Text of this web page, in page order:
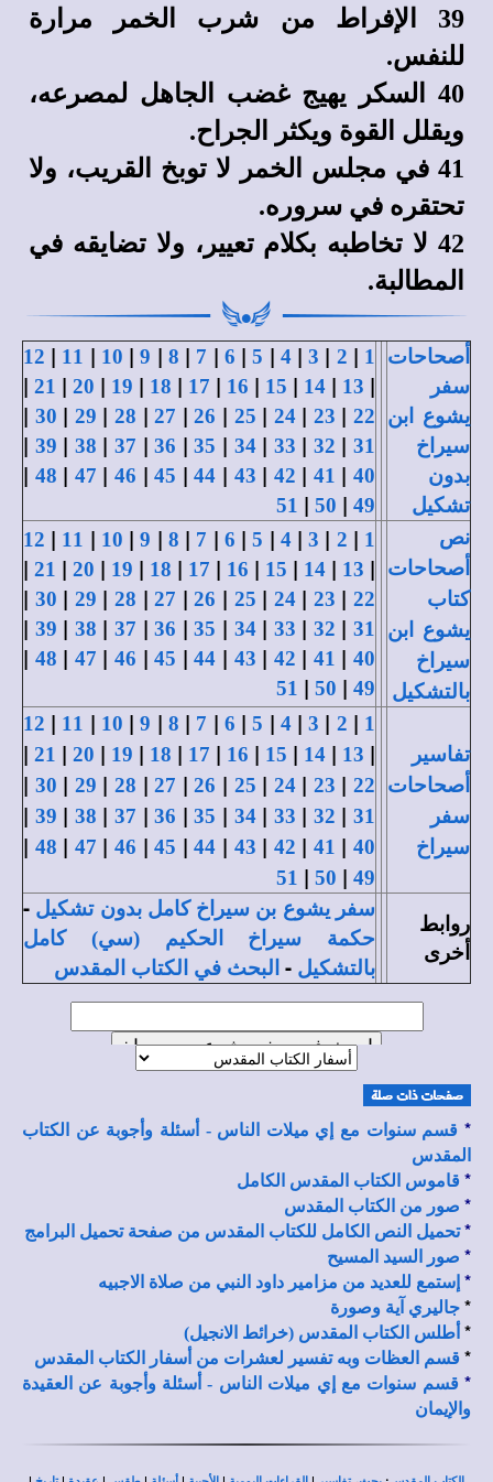
39 الإفراط من شرب الخمر مرارة
للنفس.
40 السكر يهيج غضب الجاهل لمصرعه،
ويقلل القوة ويكثر الجراح.
41 في مجلس الخمر لا توبخ القريب، ولا
تحتقره في سروره.
42 لا تخاطبه بكلام تعيير، ولا تضايقه في
المطالبة.
أصحاحات
سفر
يشوع ابن
سيراخ
بدون
تشكيل
1
|
2
|
3
|
4
|
5
|
6
|
7
|
8
|
9
|
10
|
11
|
12
|
13
|
14
|
15
|
16
|
17
|
18
|
19
|
20
|
21
|
22
|
23
|
24
|
25
|
26
|
27
|
28
|
29
|
30
|
31
|
32
|
33
|
34
|
35
|
36
|
37
|
38
|
39
|
40
|
41
|
42
|
43
|
44
|
45
|
46
|
47
|
48
|
49
|
50
|
51
نص
أصحاحات
كتاب
يشوع ابن
سيراخ
بالتشكيل
1
|
2
|
3
|
4
|
5
|
6
|
7
|
8
|
9
|
10
|
11
|
12
|
13
|
14
|
15
|
16
|
17
|
18
|
19
|
20
|
21
|
22
|
23
|
24
|
25
|
26
|
27
|
28
|
29
|
30
|
31
|
32
|
33
|
34
|
35
|
36
|
37
|
38
|
39
|
40
|
41
|
42
|
43
|
44
|
45
|
46
|
47
|
48
|
49
|
50
|
51
تفاسير
أصحاحات
سفر
سيراخ
1
|
2
|
3
|
4
|
5
|
6
|
7
|
8
|
9
|
10
|
11
|
12
|
13
|
14
|
15
|
16
|
17
|
18
|
19
|
20
|
21
|
22
|
23
|
24
|
25
|
26
|
27
|
28
|
29
|
30
|
31
|
32
|
33
|
34
|
35
|
36
|
37
|
38
|
39
|
40
|
41
|
42
|
43
|
44
|
45
|
46
|
47
|
48
|
49
|
50
|
51
روابط
أخرى
سفر يشوع بن سيراخ كامل بدون تشكيل -
حكمة سيراخ الحكيم (سي) كامل
بالتشكيل - البحث في الكتاب المقدس
* قسم سنوات مع إي ميلات الناس - أسئلة وأجوبة عن الكتاب
المقدس
* قاموس الكتاب المقدس الكامل
* صور من الكتاب المقدس
*تحميل النص الكامل للكتاب المقدس من صفحة تحميل البرامج
* صور السيد المسيح
* إستمع للعديد من مزامير داود النبي من صلاة الاجبيه
* جاليري آية وصورة
* أطلس الكتاب المقدس (خرائط الانجيل)
* قسم العظات وبه تفسير لعشرات من أسفار الكتاب المقدس
*قسم سنوات مع إي ميلات الناس - أسئلة وأجوبة عن العقيدة
والإيمان